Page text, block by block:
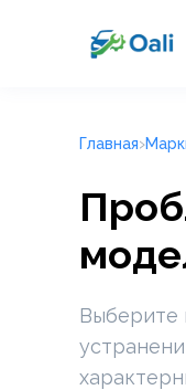
Главная
Выберите